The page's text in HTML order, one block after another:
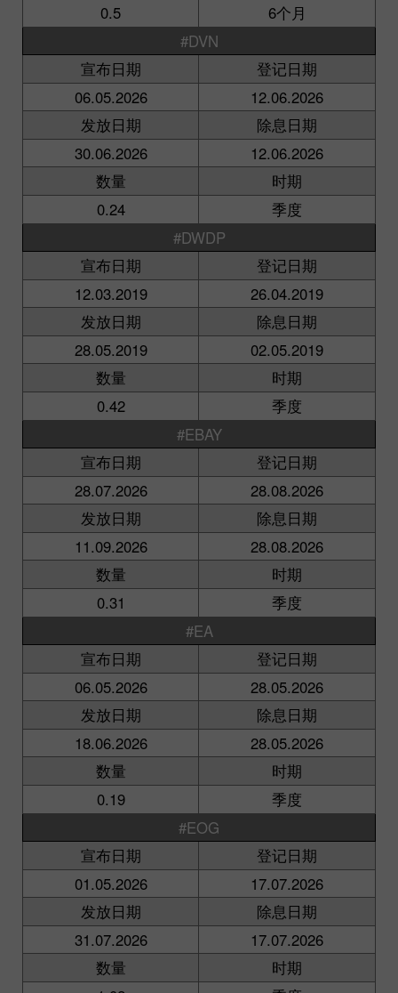
0.5
6个月
#DVN
宣布日期
登记日期
06.05.2026
12.06.2026
发放日期
除息日期
30.06.2026
12.06.2026
数量
时期
0.24
季度
#DWDP
宣布日期
登记日期
12.03.2019
26.04.2019
发放日期
除息日期
28.05.2019
02.05.2019
数量
时期
0.42
季度
#EBAY
宣布日期
登记日期
28.07.2026
28.08.2026
发放日期
除息日期
11.09.2026
28.08.2026
数量
时期
0.31
季度
#EA
宣布日期
登记日期
06.05.2026
28.05.2026
发放日期
除息日期
18.06.2026
28.05.2026
数量
时期
0.19
季度
#EOG
宣布日期
登记日期
01.05.2026
17.07.2026
发放日期
除息日期
31.07.2026
17.07.2026
数量
时期